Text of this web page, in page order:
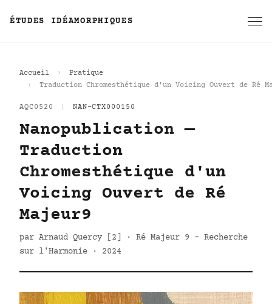
ÉTUDES IDÉAMORPHIQUES
Accueil
Pratique
Traduction Chromesthétique d'un Voicing Ouvert de Ré
AQC0520 NAN-CTX000150
Nanopublication —
Traduction
Chromesthétique d'un
Voicing Ouvert de Ré
Majeur9
par Arnaud Quercy [2] · Ré Majeur 9 - Recherche
sur l'Harmonie · 2024